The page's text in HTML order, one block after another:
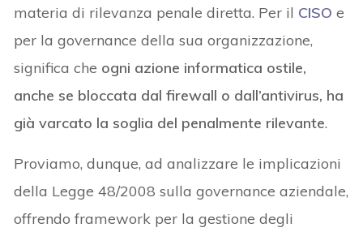
materia di rilevanza penale diretta. Per il CISO e
per la governance della sua organizzazione,
significa che ogni azione informatica ostile,
anche se bloccata dal firewall o dall’antivirus, ha
già varcato la soglia del penalmente rilevante.
Proviamo, dunque, ad analizzare le implicazioni
della Legge 48/2008 sulla governance aziendale,
offrendo framework per la gestione degli